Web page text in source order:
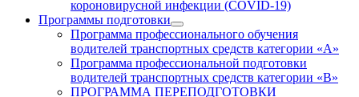
короновирусной инфекции (COVID-19)
Программы подготовки
Программа профессионального обучения
водителей транспортных средств категории «А»
Программа профессиональной подготовки
водителей транспортных средств категории «В»
ПРОГРАММА ПЕРЕПОДГОТОВКИ